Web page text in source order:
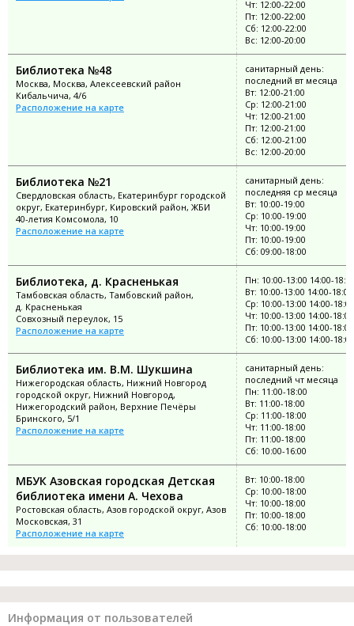
Чт: 12:00-22:00
Пт: 12:00-22:00
Сб: 12:00-22:00
Вс: 12:00-20:00
Библиотека №48
Москва, Москва, Алексеевский район
Кибальчича, 4/6
Расположение на карте
санитарный день:
последний вт месяца
Вт: 12:00-21:00
Ср: 12:00-21:00
Чт: 12:00-21:00
Пт: 12:00-21:00
Сб: 12:00-21:00
Вс: 12:00-20:00
Библиотека №21
Свердловская область, Екатеринбург городской
округ, Екатеринбург, Кировский район, ЖБИ
40-летия Комсомола, 10
Расположение на карте
санитарный день:
последняя ср месяца
Вт: 10:00-19:00
Ср: 10:00-19:00
Чт: 10:00-19:00
Пт: 10:00-19:00
Сб: 09:00-18:00
Библиотека, д. Красненькая
Тамбовская область, Тамбовский район,
д. Красненькая
Совхозный переулок, 15
Расположение на карте
Пн: 10:00-13:00 14:00-
Вт: 10:00-13:00 14:00-18:00
Ср: 10:00-13:00 14:00-18:00
Чт: 10:00-13:00 14:00-18:00
Пт: 10:00-13:00 14:00-18:00
Сб: 10:00-13:00 14:00-18:00
Библиотека им. В.М. Шукшина
Нижегородская область, Нижний Новгород
городской округ, Нижний Новгород,
Нижегородский район, Верхние Печёры
Бринского, 5/1
Расположение на карте
санитарный день:
последний чт месяца
Пн: 11:00-18:00
Вт: 11:00-18:00
Ср: 11:00-18:00
Чт: 11:00-18:00
Пт: 11:00-18:00
Сб: 10:00-16:00
МБУК Азовская городская Детская
библиотека имени А. Чехова
Ростовская область, Азов городской округ, Азов
Московская, 31
Расположение на карте
Вт: 10:00-18:00
Ср: 10:00-18:00
Чт: 10:00-18:00
Пт: 10:00-18:00
Сб: 10:00-18:00
Информация от пользователей